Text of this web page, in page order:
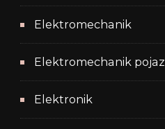
Elektromechanik
Elektromechanik
Elektronik